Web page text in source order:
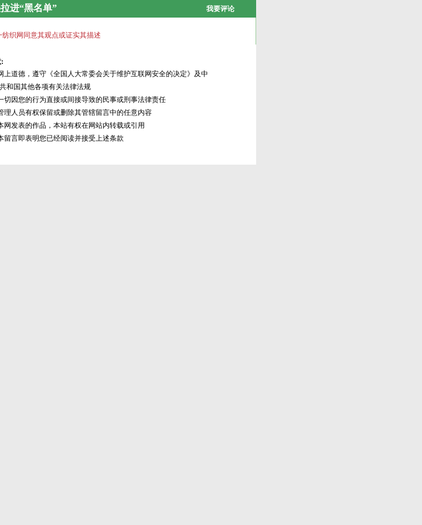
进“黑名单” 我要评论
织网同意其观点或证实其描述
上道德，遵守《全国人大常委会关于维护互联网安全的决定》及中
和国其他各项有关法律法规
切因您的行为直接或间接导致的民事或刑事法律责任
理人员有权保留或删除其管辖留言中的任意内容
网发表的作品，本站有权在网站内转载或引用
留言即表明您已经阅读并接受上述条款